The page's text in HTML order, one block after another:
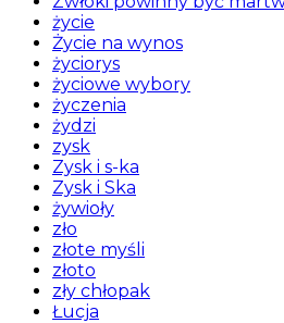
życie
Życie na wynos
życiorys
życiowe wybory
życzenia
żydzi
zysk
Zysk i s-ka
Zysk i Ska
żywioły
zło
złote myśli
złoto
zły chłopak
Łucja